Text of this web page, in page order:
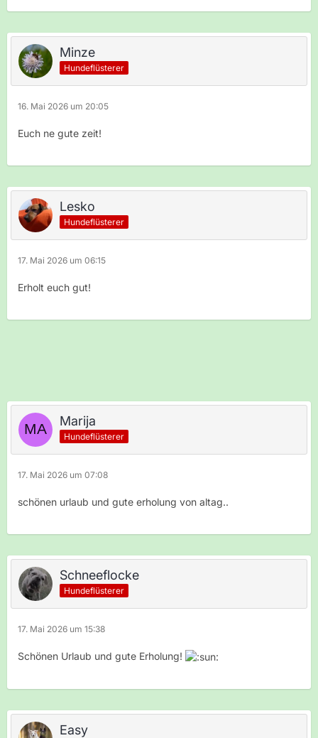
Minze
Hundeflüsterer
16. Mai 2026 um 20:05
Euch ne gute zeit!
Lesko
Hundeflüsterer
17. Mai 2026 um 06:15
Erholt euch gut!
Marija
Hundeflüsterer
17. Mai 2026 um 07:08
schönen urlaub und gute erholung von altag..
Schneeflocke
Hundeflüsterer
17. Mai 2026 um 15:38
Schönen Urlaub und gute Erholung!
Easy